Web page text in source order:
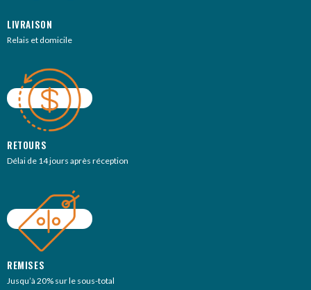
LIVRAISON
Relais et domicile
RETOURS
Délai de 14 jours après réception
REMISES
Jusqu’à 20% sur le sous-total